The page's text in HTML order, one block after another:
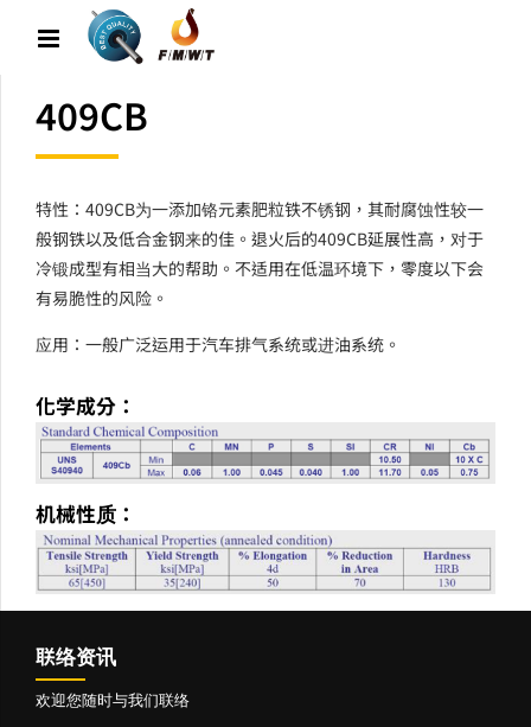
409CB
特性：409CB为一添加铬元素肥粒铁不锈钢，其耐腐蚀性较一
般钢铁以及低合金钢来的佳。退火后的409CB延展性高，对于
冷锻成型有相当大的帮助。不适用在低温环境下，零度以下会
有易脆性的风险。
应用：一般广泛运用于汽车排气系统或进油系统。
化学成分：
机械性质：
联络资讯
欢迎您随时与我们联络